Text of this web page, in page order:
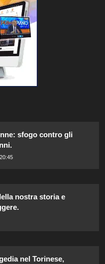
sfogo contro gli
nostra storia e
nel Torinese,